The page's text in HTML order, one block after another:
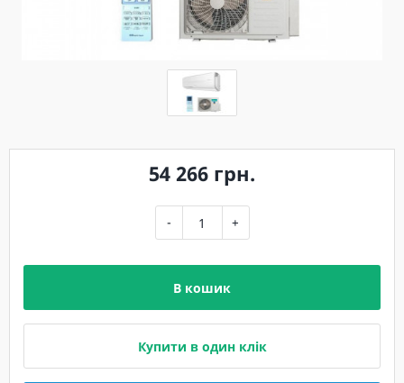
54 266 грн.
- +
В кошик
Купити в один клік